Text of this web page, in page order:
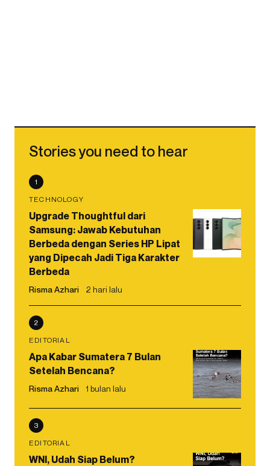
Stories you need to hear
1
TECHNOLOGY
Upgrade Thoughtful dari
Samsung: Jawab Kebutuhan
Berbeda dengan Series HP Lipat
yang Dipecah Jadi Tiga Karakter
Berbeda
Risma Azhari 2 hari lalu
2
EDITORIAL
Apa Kabar Sumatera 7 Bulan
Setelah Bencana?
Risma Azhari 1 bulan lalu
3
EDITORIAL
WNI, Udah Siap Belum?